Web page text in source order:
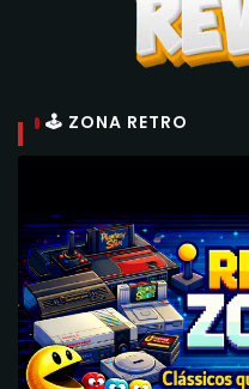
🕹 ZONA RETRO